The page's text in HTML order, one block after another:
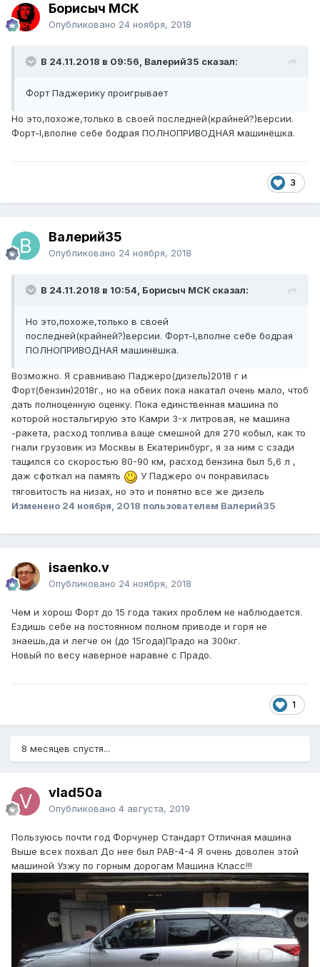
Борисыч МСК
Опубликовано 24 ноября, 2018
В 24.11.2018 в 09:56, Валерий35 сказал:
Форт Паджерику проигрывает
Но это,похоже,только в своей последней(крайней?)версии.
Форт-I,вполне себе бодрая ПОЛНОПРИВОДНАЯ машинёшка.
3
Валерий35
Опубликовано 24 ноября, 2018
В 24.11.2018 в 10:54, Борисыч МСК сказал:
Но это,похоже,только в своей
последней(крайней?)версии. Форт-I,вполне себе бодрая
ПОЛНОПРИВОДНАЯ машинёшка.
Возможно. Я сравниваю Паджеро(дизель)2018 г и
Форт(бензин)2018г., но на обеих пока накатал очень мало, чтоб
дать полноценную оценку. Пока единственная машина по
которой ностальгирую это Камри 3-х литровая, не машина
-ракета, расход топлива ваще смешной для 270 кобыл, как то
гнали грузовик из Москвы в Екатеринбург, я за ним с сзади
тащился со скоростью 80-90 км, расход бензина был 5,6 л ,
даж сфоткал на память
У Паджеро оч понравилась
тяговитость на низах, но это и понятно все же дизель
Изменено 24 ноября, 2018 пользователем Валерий35
isaenko.v
Опубликовано 24 ноября, 2018
Чем и хорош Форт до 15 года таких проблем не наблюдается.
Ездишь себе на постоянном полном приводе и горя не
знаешь,да и легче он (до 15года)Прадо на 300кг.
Новый по весу наверное наравне с Прадо.
1
8 месяцев спустя...
vlad50a
Опубликовано 4 августа, 2019
Пользуюсь почти год Форчунер Стандарт Отличная машина
Выше всех похвал До нее был РАВ-4-4 Я очень доволен этой
машиной Узжу по горным дорогам Машина Класс!!!